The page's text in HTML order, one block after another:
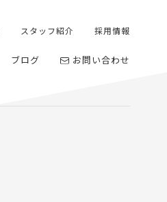
スタッフ紹介 採用情報
ブログ お問い合わせ